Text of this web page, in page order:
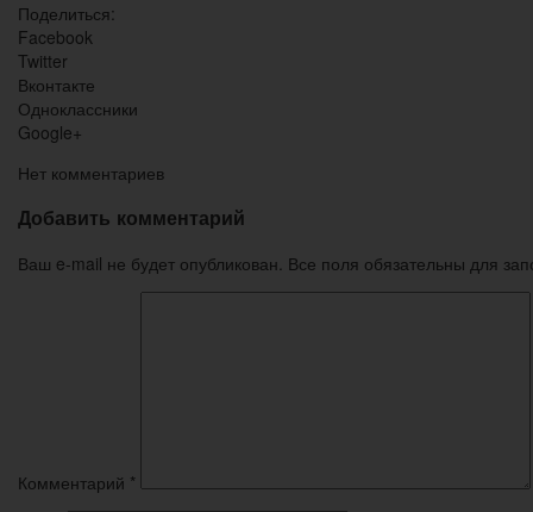
Поделиться:
Facebook
Twitter
Вконтакте
Одноклассники
Google+
Нет комментариев
Добавить комментарий
Ваш e-mail не будет опубликован. Все поля обязательны для
Комментарий *